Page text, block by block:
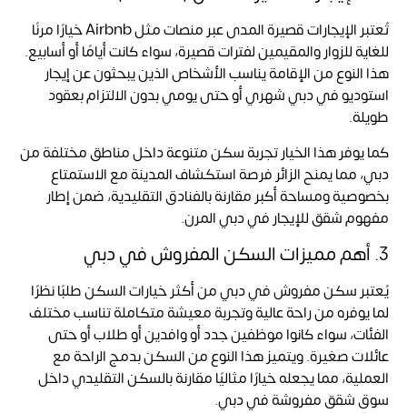
تُعتبر الإيجارات قصيرة المدى عبر منصات مثل Airbnb خيارًا مرنًا
للغاية للزوار والمقيمين لفترات قصيرة، سواء كانت أيامًا أو أسابيع.
هذا النوع من الإقامة يناسب الأشخاص الذين يبحثون عن إيجار
استوديو في دبي شهري أو حتى يومي بدون الالتزام بعقود
طويلة.
كما يوفر هذا الخيار تجربة سكن متنوعة داخل مناطق مختلفة من
دبي، مما يمنح الزائر فرصة استكشاف المدينة مع الاستمتاع
بخصوصية ومساحة أكبر مقارنة بالفنادق التقليدية، ضمن إطار
مفهوم شقق للإيجار في دبي المرن.
3. أهم مميزات السكن المفروش في دبي
يُعتبر سكن مفروش في دبي من أكثر خيارات السكن طلبًا نظرًا
لما يوفره من راحة عالية وتجربة معيشة متكاملة تناسب مختلف
الفئات، سواء كانوا موظفين جدد أو وافدين أو طلاب أو حتى
عائلات صغيرة. ويتميز هذا النوع من السكن بدمج الراحة مع
العملية، مما يجعله خيارًا مثاليًا مقارنة بالسكن التقليدي داخل
سوق شقق مفروشة في دبي.